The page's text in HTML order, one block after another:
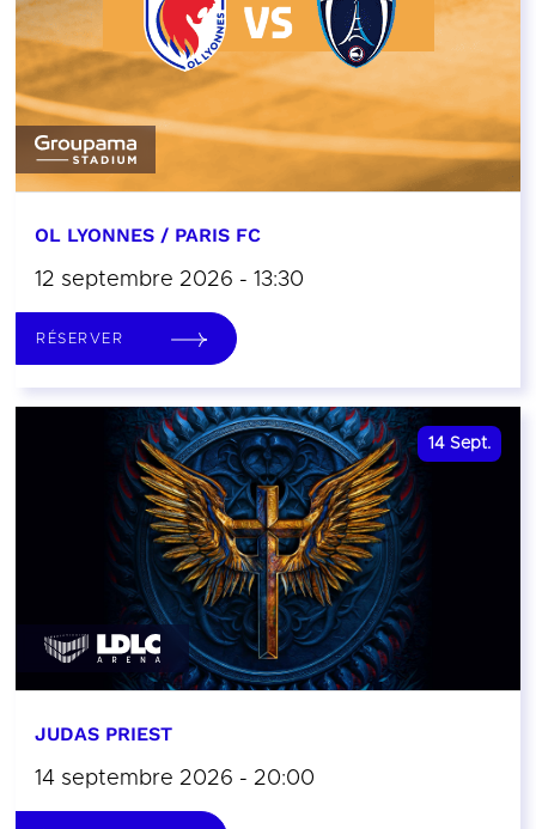
OL LYONNES / PARIS FC
12 septembre 2026 - 13:30
RÉSERVER
14 Sept.
JUDAS PRIEST
14 septembre 2026 - 20:00